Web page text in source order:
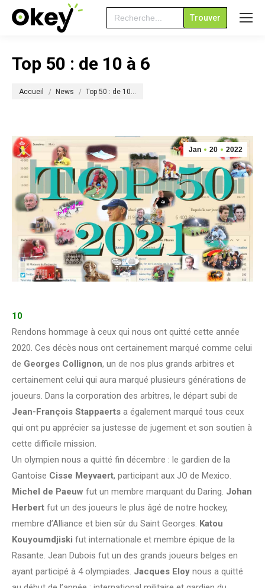
Search
for:
Top 50 : de 10 à 6
Accueil News Top 50 : de 10…
Jan 20 2022
10
Rendons hommage à ceux qui nous ont quitté cette année
2020. Ces décès nous ont certainement marqué comme celui
de Georges Collignon, un de nos plus grands arbitres et
certainement celui qui aura marqué plusieurs générations de
joueurs. Dans la corporation des arbitres, le départ subi de
Jean-François Stappaerts a également marqué tous ceux
qui ont pu apprécier sa justesse de jugement et son soutien à
cette difficile mission.
Un olympien nous a quitté fin décembre : le gardien de la
Gantoise Cisse Meyvaert, participant aux JO de Mexico.
Michel de Paeuw fut un membre marquant du Daring. Johan
Herbert fut un des joueurs le plus âgé de notre hockey,
membre d’Alliance et bien sûr du Saint Georges. Katou
Kouyoumdjiski fut internationale et membre épique de la
Rasante. Jean Dubois fut un des grands joueurs belges en
ayant participé à 4 olympiades. Jacques Eloy nous a quitté